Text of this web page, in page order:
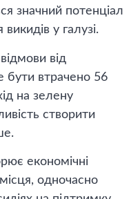
значний потенціал
у галузі.
від
бути втрачено 56
на зелену
створити
економічні
одночасно